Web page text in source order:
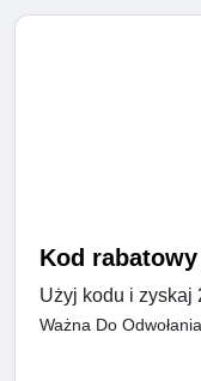
Kod rabatowy
Użyj kodu i zyskaj
Ważna Do Odwołania